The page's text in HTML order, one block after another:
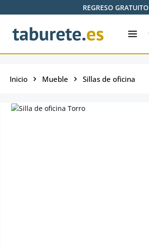
Saltar al contenido principalREGRESO GRATUITO
Inicio Mueble Sillas de oficina